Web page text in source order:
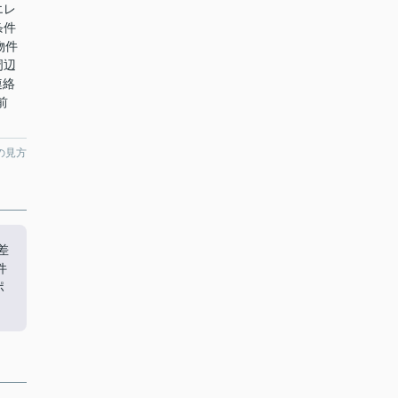
レ
件
件
絡
見方